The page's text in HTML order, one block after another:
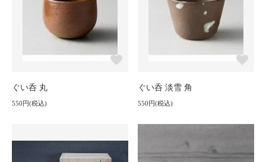
ぐい呑 丸
550円(税込)
ぐい呑 淡雪 角
550円(税込)